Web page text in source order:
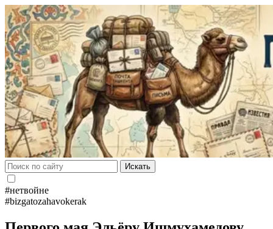
Искать
#нетвойне
#bizgatozahavokerak